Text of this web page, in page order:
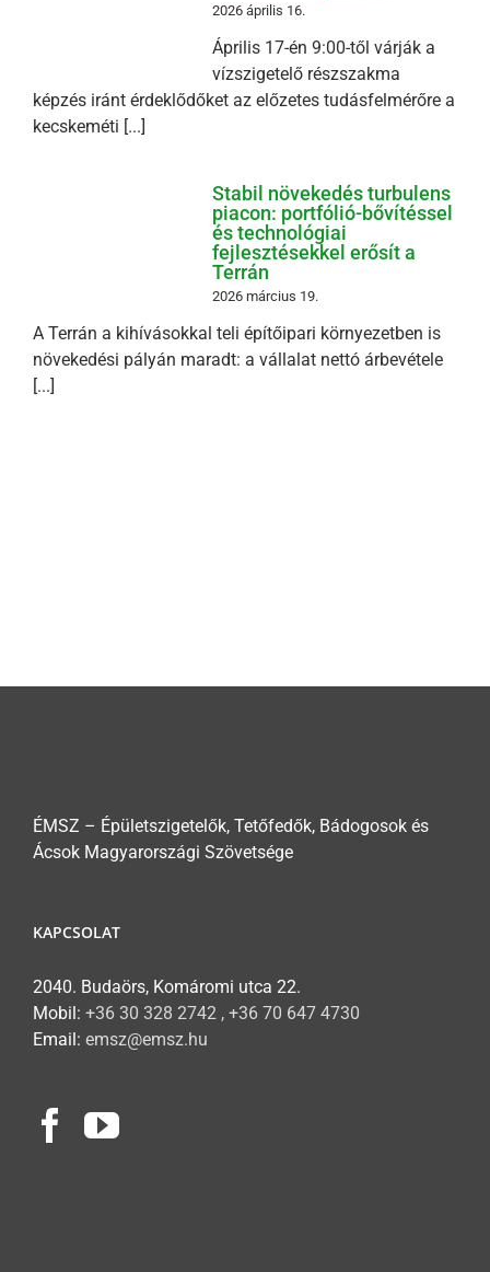
2026 április 16.
Április 17-én 9:00-től várják a
vízszigetelő részszakma
képzés iránt érdeklődőket az előzetes tudásfelmérőre a
kecskeméti [...]
Stabil növekedés turbulens
piacon: portfólió-bővítéssel
és technológiai
fejlesztésekkel erősít a
Terrán
2026 március 19.
A Terrán a kihívásokkal teli építőipari környezetben is
növekedési pályán maradt: a vállalat nettó árbevétele
[...]
ÉMSZ – Épületszigetelők, Tetőfedők, Bádogosok és
Ácsok Magyarországi Szövetsége
KAPCSOLAT
2040. Budaörs, Komáromi utca 22.
Mobil: +36 30 328 2742 , +36 70 647 4730
Email: emsz@emsz.hu